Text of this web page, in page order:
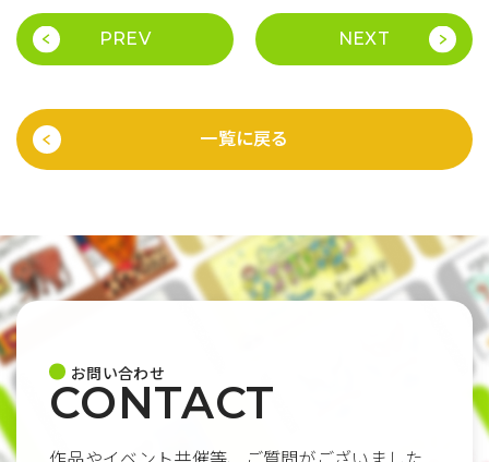
PREV NEXT
一覧に戻る
お問い合わせ
CONTACT